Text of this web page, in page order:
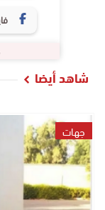
شاهد أيضا
جهات